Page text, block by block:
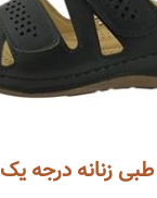
زنانه درجه یک